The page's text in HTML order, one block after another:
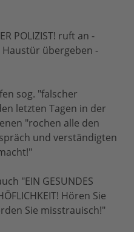
POLIZIST! ruft an -
übergeben -
sog. "falscher
letzten Tagen in der
"rochen alle den
und verständigten
"EIN GESUNDES
Hören Sie
Sie misstrauisch!"